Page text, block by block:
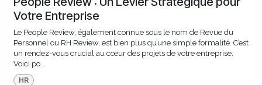
Votre Entreprise
Le People Review, également connue sous le nom de Revue du
Personnel ou RH Review, est bien plus qu’une simple formalité. C’est
un rendez-vous crucial au cœur des projets de votre entreprise.
Voici po...
HR